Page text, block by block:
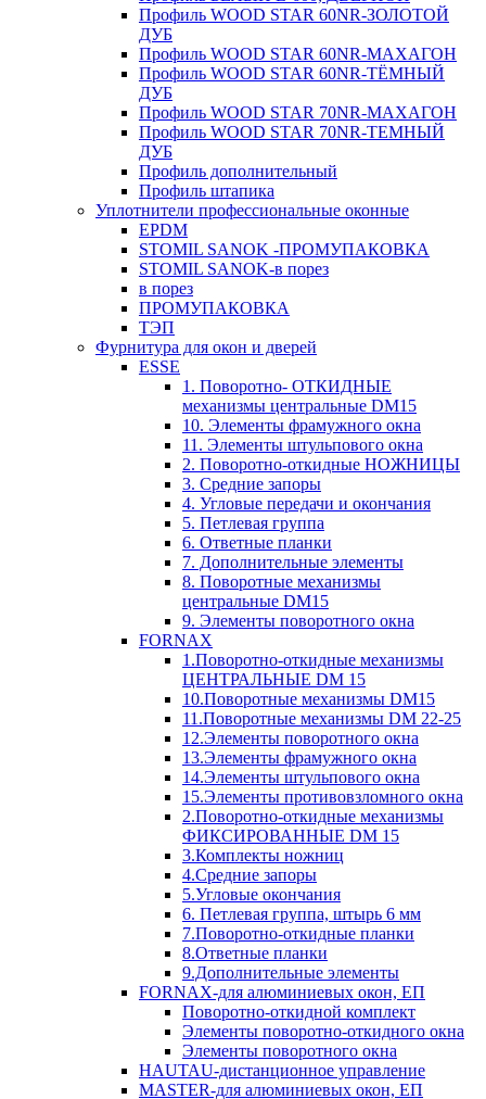
Профиль WOOD STAR 60NR-ЗОЛОТОЙ
ДУБ
Профиль WOOD STAR 60NR-МАХАГОН
Профиль WOOD STAR 60NR-ТЁМНЫЙ
ДУБ
Профиль WOOD STAR 70NR-МАХАГОН
Профиль WOOD STAR 70NR-ТЕМНЫЙ
ДУБ
Профиль дополнительный
Профиль штапика
Уплотнители профессиональные оконные
EPDM
STOMIL SANOK -ПРОМУПАКОВКА
STOMIL SANOK-в порез
в порез
ПРОМУПАКОВКА
ТЭП
Фурнитура для окон и дверей
ESSE
1. Поворотно- ОТКИДНЫЕ
механизмы центральные DM15
10. Элементы фрамужного окна
11. Элементы штульпового окна
2. Поворотно-откидные НОЖНИЦЫ
3. Средние запоры
4. Угловые передачи и окончания
5. Петлевая группа
6. Ответные планки
7. Дополнительные элементы
8. Поворотные механизмы
центральные DM15
9. Элементы поворотного окна
FORNAX
1.Поворотно-откидные механизмы
ЦЕНТРАЛЬНЫЕ DM 15
10.Поворотные механизмы DM15
11.Поворотные механизмы DM 22-25
12.Элементы поворотного окна
13.Элементы фрамужного окна
14.Элементы штульпового окна
15.Элементы противовзломного окна
2.Поворотно-откидные механизмы
ФИКСИРОВАННЫЕ DM 15
3.Комплекты ножниц
4.Средние запоры
5.Угловые окончания
6. Петлевая группа, штырь 6 мм
7.Поворотно-откидные планки
8.Ответные планки
9.Дополнительные элементы
FORNAX-для алюминиевых окон, ЕП
Поворотно-откидной комплект
Элементы поворотно-откидного окна
Элементы поворотного окна
HAUTAU-дистанционное управление
MASTER-для алюминиевых окон, ЕП